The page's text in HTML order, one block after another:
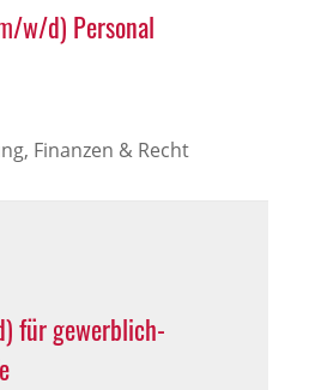
w/d) Personal
Finanzen & Recht
für gewerblich-